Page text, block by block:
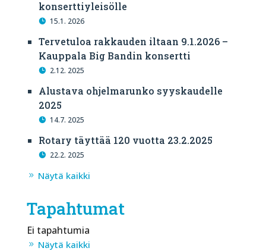
konserttiyleisölle
15.1. 2026
Tervetuloa rakkauden iltaan 9.1.2026 –
Kauppala Big Bandin konsertti
2.12. 2025
Alustava ohjelmarunko syyskaudelle
2025
14.7. 2025
Rotary täyttää 120 vuotta 23.2.2025
22.2. 2025
Näytä kaikki
Tapahtumat
Ei tapahtumia
Näytä kaikki